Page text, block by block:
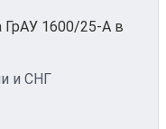
и СНГ